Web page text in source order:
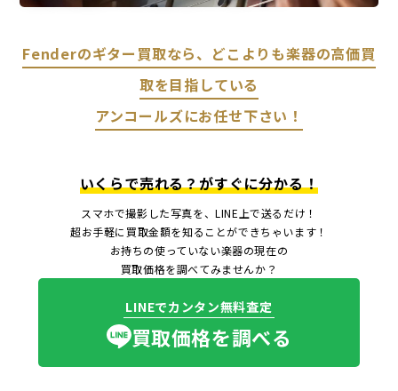
Fenderのギター買取なら、どこよりも楽器の高価買
取を目指している
アンコールズにお任せ下さい！
いくらで売れる？がすぐに分かる！
スマホで撮影した写真を、LINE上で送るだけ！
超お手軽に買取金額を知ることができちゃいます！
お持ちの使っていない楽器の現在の
買取価格を調べてみませんか？
LINEでカンタン無料査定
買取価格を調べる